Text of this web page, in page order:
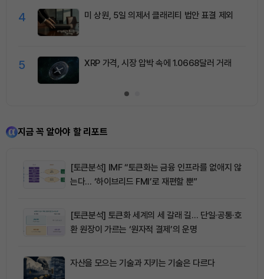
4 미 상원, 5일 의제서 클래리티 법안 표결 제외
5 XRP 가격, 시장 압박 속에 1.0668달러 거래
지금 꼭 알아야 할 리포트
[토큰분석] IMF “토큰화는 금융 인프라를 없애지 않
는다… ‘하이브리드 FMI’로 재편할 뿐”
[토큰분석] 토큰화 세계의 세 갈래 길… 단일·공통·호
환 원장이 가르는 ‘원자적 결제’의 운명
자산을 모으는 기술과 지키는 기술은 다르다